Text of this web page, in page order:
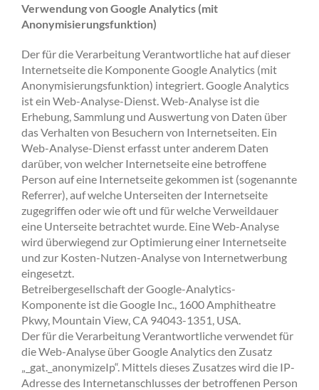
Verwendung von Google Analytics (mit
Anonymisierungsfunktion)
Der für die Verarbeitung Verantwortliche hat auf dieser
Internetseite die Komponente Google Analytics (mit
Anonymisierungsfunktion) integriert. Google Analytics
ist ein Web-Analyse-Dienst. Web-Analyse ist die
Erhebung, Sammlung und Auswertung von Daten über
das Verhalten von Besuchern von Internetseiten. Ein
Web-Analyse-Dienst erfasst unter anderem Daten
darüber, von welcher Internetseite eine betroffene
Person auf eine Internetseite gekommen ist (sogenannte
Referrer), auf welche Unterseiten der Internetseite
zugegriffen oder wie oft und für welche Verweildauer
eine Unterseite betrachtet wurde. Eine Web-Analyse
wird überwiegend zur Optimierung einer Internetseite
und zur Kosten-Nutzen-Analyse von Internetwerbung
eingesetzt.
Betreibergesellschaft der Google-Analytics-
Komponente ist die Google Inc., 1600 Amphitheatre
Pkwy, Mountain View, CA 94043-1351, USA.
Der für die Verarbeitung Verantwortliche verwendet für
die Web-Analyse über Google Analytics den Zusatz
„_gat._anonymizeIp“. Mittels dieses Zusatzes wird die IP-
Adresse des Internetanschlusses der betroffenen Person